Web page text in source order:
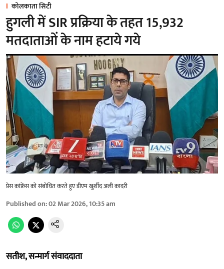
कोलकाता सिटी
हुगली में SIR प्रक्रिया के तहत 15,932
मतदाताओं के नाम हटाये गये
प्रेस कांफ्रेंस को संबोधित करते हुए डीएम खुर्शीद अली कादरी
Published on:02 Mar 2026, 10:35 am
सतीश, सन्मार्ग संवाददाता